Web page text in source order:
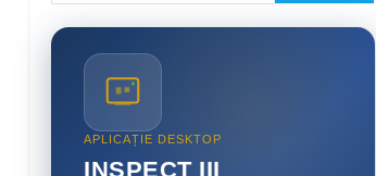
APLICAȚIE DESKTOP
INSPECT III